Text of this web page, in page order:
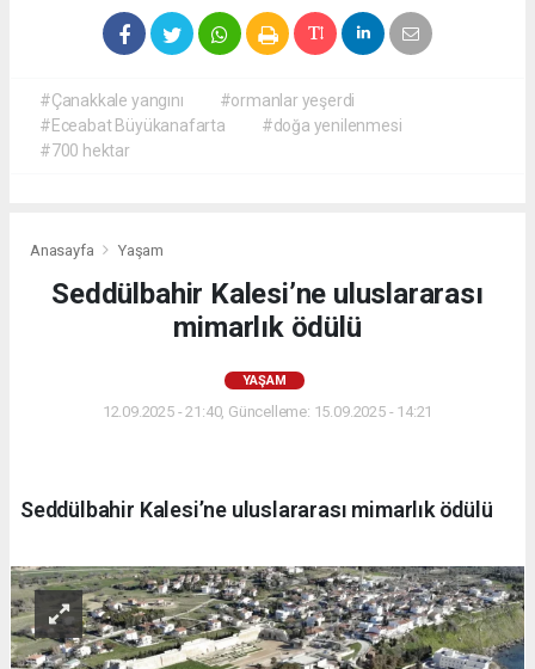
#Çanakkale yangını
#ormanlar yeşerdi
#Eceabat Büyükanafarta
#doğa yenilenmesi
#700 hektar
Anasayfa Yaşam
Seddülbahir Kalesi’ne uluslararası
mimarlık ödülü
YAŞAM
12.09.2025 - 21:40, Güncelleme: 15.09.2025 - 14:21
Seddülbahir Kalesi’ne uluslararası mimarlık ödülü